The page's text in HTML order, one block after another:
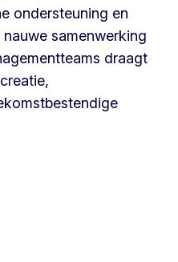
ondersteuning en
samenwerking
draagt